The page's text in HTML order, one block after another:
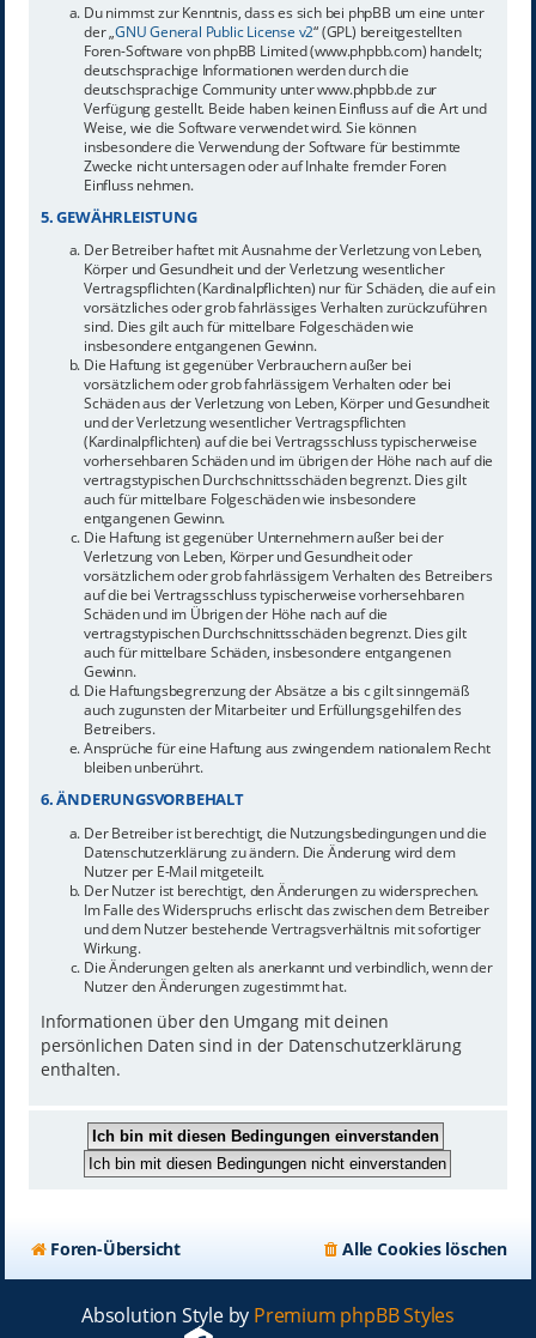
Du nimmst zur Kenntnis, dass es sich bei phpBB um eine unter
der „GNU General Public License v2“ (GPL) bereitgestellten
Foren-Software von phpBB Limited (www.phpbb.com) handelt;
deutschsprachige Informationen werden durch die
deutschsprachige Community unter www.phpbb.de zur
Verfügung gestellt. Beide haben keinen Einfluss auf die Art und
Weise, wie die Software verwendet wird. Sie können
insbesondere die Verwendung der Software für bestimmte
Zwecke nicht untersagen oder auf Inhalte fremder Foren
Einfluss nehmen.
5. GEWÄHRLEISTUNG
Der Betreiber haftet mit Ausnahme der Verletzung von Leben,
Körper und Gesundheit und der Verletzung wesentlicher
Vertragspflichten (Kardinalpflichten) nur für Schäden, die auf ein
vorsätzliches oder grob fahrlässiges Verhalten zurückzuführen
sind. Dies gilt auch für mittelbare Folgeschäden wie
insbesondere entgangenen Gewinn.
Die Haftung ist gegenüber Verbrauchern außer bei
vorsätzlichem oder grob fahrlässigem Verhalten oder bei
Schäden aus der Verletzung von Leben, Körper und Gesundheit
und der Verletzung wesentlicher Vertragspflichten
(Kardinalpflichten) auf die bei Vertragsschluss typischerweise
vorhersehbaren Schäden und im übrigen der Höhe nach auf die
vertragstypischen Durchschnittsschäden begrenzt. Dies gilt
auch für mittelbare Folgeschäden wie insbesondere
entgangenen Gewinn.
Die Haftung ist gegenüber Unternehmern außer bei der
Verletzung von Leben, Körper und Gesundheit oder
vorsätzlichem oder grob fahrlässigem Verhalten des Betreibers
auf die bei Vertragsschluss typischerweise vorhersehbaren
Schäden und im Übrigen der Höhe nach auf die
vertragstypischen Durchschnittsschäden begrenzt. Dies gilt
auch für mittelbare Schäden, insbesondere entgangenen
Gewinn.
Die Haftungsbegrenzung der Absätze a bis c gilt sinngemäß
auch zugunsten der Mitarbeiter und Erfüllungsgehilfen des
Betreibers.
Ansprüche für eine Haftung aus zwingendem nationalem Recht
bleiben unberührt.
6. ÄNDERUNGSVORBEHALT
Der Betreiber ist berechtigt, die Nutzungsbedingungen und die
Datenschutzerklärung zu ändern. Die Änderung wird dem
Nutzer per E-Mail mitgeteilt.
Der Nutzer ist berechtigt, den Änderungen zu widersprechen.
Im Falle des Widerspruchs erlischt das zwischen dem Betreiber
und dem Nutzer bestehende Vertragsverhältnis mit sofortiger
Wirkung.
Die Änderungen gelten als anerkannt und verbindlich, wenn der
Nutzer den Änderungen zugestimmt hat.
Informationen über den Umgang mit deinen
persönlichen Daten sind in der Datenschutzerklärung
enthalten.
Foren-Übersicht Alle Cookies löschen
Absolution Style by Premium phpBB Styles